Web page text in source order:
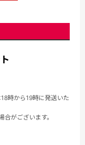
時から19時に発送いた
がございます。